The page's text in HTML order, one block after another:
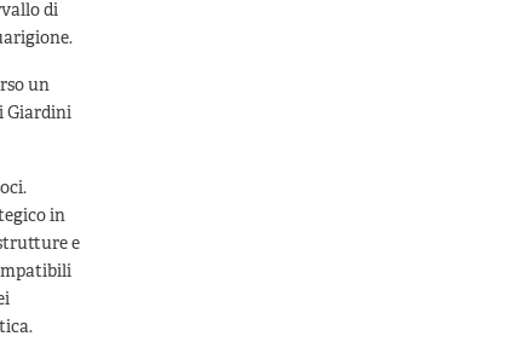
di
un
Giardini
in
e